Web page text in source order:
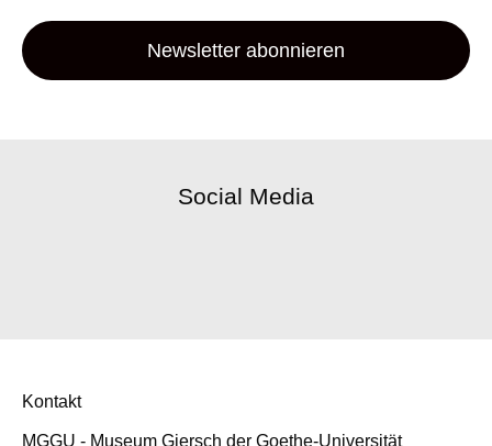
Newsletter abonnieren
Social Media
Kontakt
MGGU - Museum Giersch der Goethe-Universität